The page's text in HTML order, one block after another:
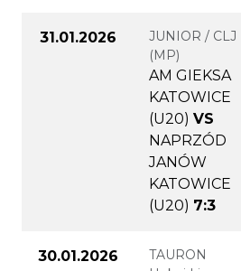
31.01.2026
JUNIOR / CLJ
(MP)
AM GIEKSA
KATOWICE
(U20) VS
NAPRZÓD
JANÓW
KATOWICE
(U20) 7:3
30.01.2026
TAURON